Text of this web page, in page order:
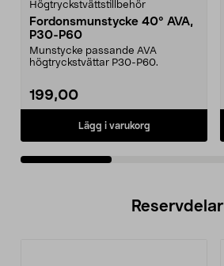
Högtryckstvättstillbehör
Fordonsmunstycke 40° AVA,
P30-P60
Munstycke passande AVA
högtryckstvättar P30-P60.
199,00
Lägg i varukorg
Reservdelar